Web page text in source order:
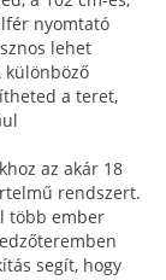
nyomtató
lehet
különböző
a teret,
az akár 18
rendszert.
több ember
segít, hogy